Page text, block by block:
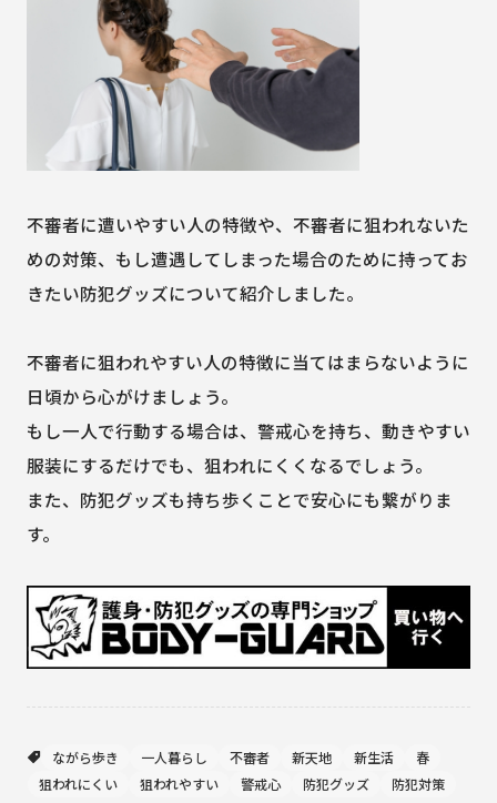
不審者に遭いやすい人の特徴や、不審者に狙われないた
めの対策、もし遭遇してしまった場合のために持ってお
きたい防犯グッズについて紹介しました。
不審者に狙われやすい人の特徴に当てはまらないように
日頃から心がけましょう。
もし一人で行動する場合は、警戒心を持ち、動きやすい
服装にするだけでも、狙われにくくなるでしょう。
また、防犯グッズも持ち歩くことで安心にも繋がりま
す。
ながら歩き 一人暮らし 不審者 新天地 新生活
春
狙われにくい
狙われやすい 警戒心 防犯グッズ 防犯対策